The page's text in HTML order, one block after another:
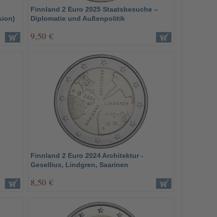
Finnland 2 Euro 2025 Staatsbesuche –
Diplomatie und Außenpolitik
9,50 €
Finnland 2 Euro 2024 Architektur -
Gesellius, Lindgren, Saarinen
8,50 €